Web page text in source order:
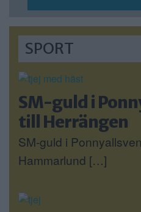
SPORT
SM-guld i
till Herrängen
SM-guld i
Hammarlund […]